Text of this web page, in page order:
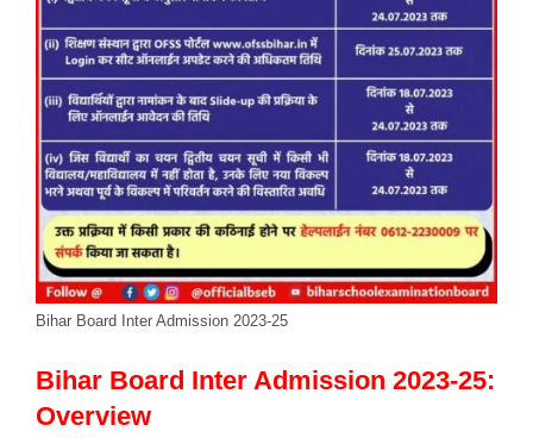
Bihar Board Inter Admission 2023-25
Bihar Board Inter Admission 2023-25:
Overview